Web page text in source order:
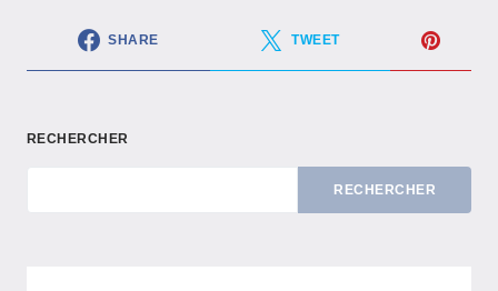
SHARE TWEET
RECHERCHER
RECHERCHER